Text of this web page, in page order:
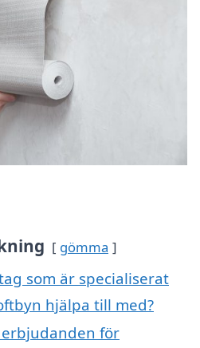
gömma
som är specialiserat
hjälpa till med?
för